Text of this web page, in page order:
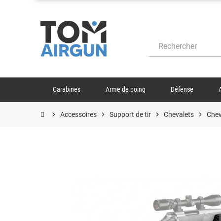
Carabines Arme de poing Défense
chevron_right Accessoires chevron_right Support de tir chevron_right Chevalets chevron_right